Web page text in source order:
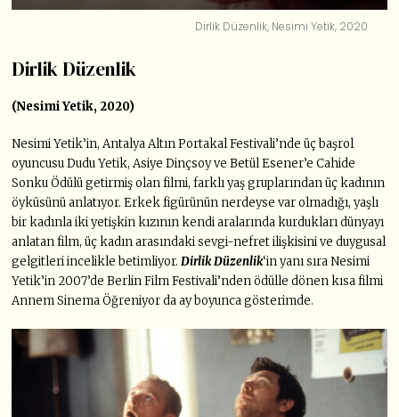
Dirlik Düzenlik, Nesimi Yetik, 2020
Dirlik Düzenlik
(Nesimi Yetik, 2020)
Nesimi Yetik’in, Antalya Altın Portakal Festivali’nde üç başrol
oyuncusu Dudu Yetik, Asiye Dinçsoy ve Betül Esener’e Cahide
Sonku Ödülü getirmiş olan filmi, farklı yaş gruplarından üç kadının
öyküsünü anlatıyor. Erkek figürünün nerdeyse var olmadığı, yaşlı
bir kadınla iki yetişkin kızının kendi aralarında kurdukları dünyayı
anlatan film, üç kadın arasındaki sevgi-nefret ilişkisini ve duygusal
gelgitleri incelikle betimliyor. Dirlik Düzenlik‘in yanı sıra Nesimi
Yetik’in 2007’de Berlin Film Festivali’nden ödülle dönen kısa filmi
Annem Sinema Öğreniyor da ay boyunca gösterimde.